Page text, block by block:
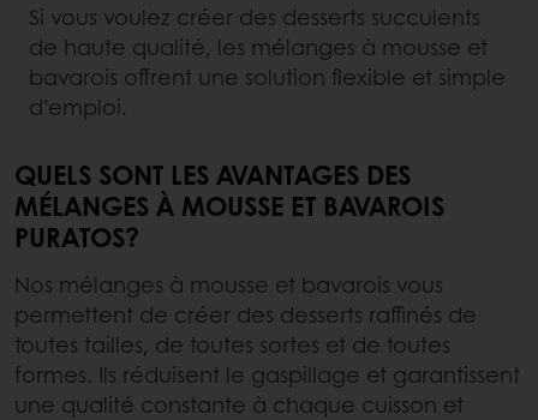
Si vous voulez créer des desserts succulents
de haute qualité, les mélanges à mousse et
bavarois offrent une solution flexible et simple
d’emploi.
QUELS SONT LES AVANTAGES DES
MÉLANGES À MOUSSE ET BAVAROIS
PURATOS?
Nos mélanges à mousse et bavarois vous
permettent de créer des desserts raffinés de
toutes tailles, de toutes sortes et de toutes
formes. Ils réduisent le gaspillage et garantissent
une qualité constante à chaque cuisson et